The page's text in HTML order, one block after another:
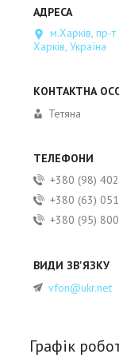
м.Харків, пр-
Харків, Україна
Тетяна
+380 (98)
+380 (63)
+380 (95)
vfon@ukr.net
Графік